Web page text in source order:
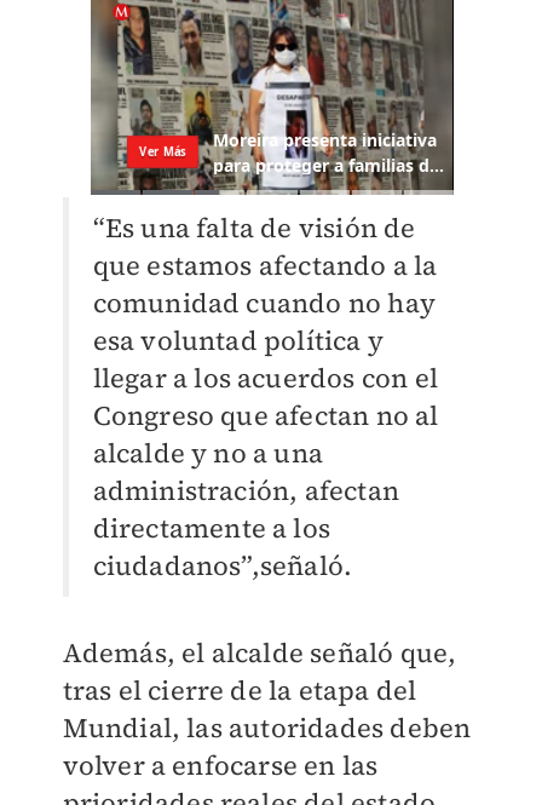
“Es una falta de visión de
que estamos afectando a la
comunidad cuando no hay
esa voluntad política y
llegar a los acuerdos con el
Congreso que afectan no al
alcalde y no a una
administración, afectan
directamente a los
ciudadanos”,señaló.
Además, el alcalde señaló que,
tras el cierre de la etapa del
Mundial, las autoridades deben
volver a enfocarse en las